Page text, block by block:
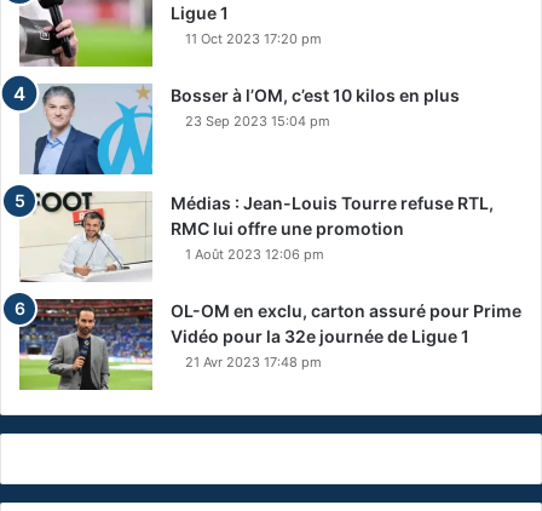
Ligue 1
11 Oct 2023 17:20 pm
Bosser à l’OM, c’est 10 kilos en plus
23 Sep 2023 15:04 pm
Médias : Jean-Louis Tourre refuse RTL,
RMC lui offre une promotion
1 Août 2023 12:06 pm
OL-OM en exclu, carton assuré pour Prime
Vidéo pour la 32e journée de Ligue 1
21 Avr 2023 17:48 pm